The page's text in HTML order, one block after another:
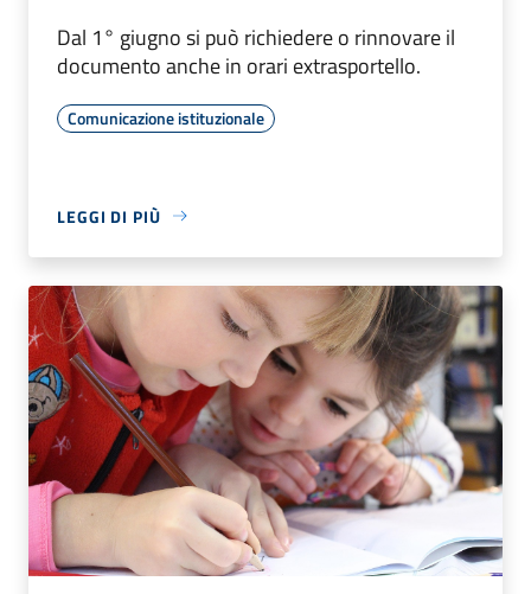
Dal 1° giugno si può richiedere o rinnovare il
documento anche in orari extrasportello.
Comunicazione istituzionale
LEGGI DI PIÙ